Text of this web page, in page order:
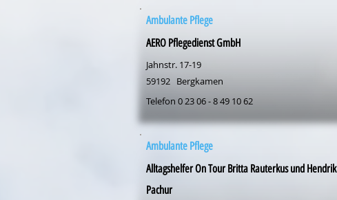
Ambulante Pflege
AERO Pflegedienst GmbH
Jahnstr. 17-19
59192 Bergkamen
Telefon 0 23 06 - 8 49 10 62
Ambulante Pflege
Alltagshelfer On Tour Britta Rauterkus und Hendrik
Pachur